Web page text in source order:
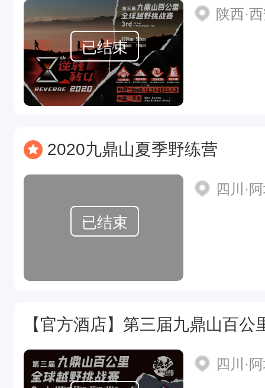
已结束
陕西·
2020九鼎山夏季野练营
已结束
四川·
【官方酒店】第三届九鼎山百
四川·